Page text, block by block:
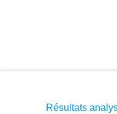
Résultats